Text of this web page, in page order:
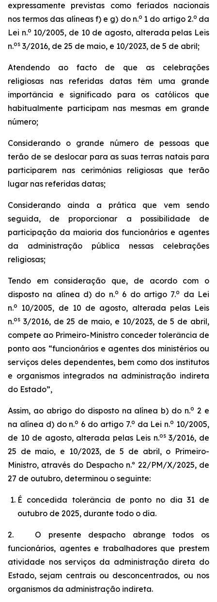
expressamente previstas como feriados nacionais
nos termos das alíneas f) e g) do n.o 1 do artigo 2.o da
Lei n.o 10/2005, de 10 de agosto, alterada pelas Leis
n.os 3/2016, de 25 de maio, e 10/2023, de 5 de abril;
Atendendo ao facto de que as celebrações
religiosas nas referidas datas têm uma grande
importância e significado para os católicos que
habitualmente participam nas mesmas em grande
número;
Considerando o grande número de pessoas que
terão de se deslocar para as suas terras natais para
participarem nas cerimónias religiosas que terão
lugar nas referidas datas;
Considerando ainda a prática que vem sendo
seguida, de proporcionar a possibilidade de
participação da maioria dos funcionários e agentes
da administração pública nessas celebrações
religiosas;
Tendo em consideração que, de acordo com o
disposto na alínea d) do n.o 6 do artigo 7.o
da Lei
n.o
10/2005, de 10 de agosto, alterada pelas Leis
n.os 3/2016, de 25 de maio, e 10/2023, de 5 de abril,
compete ao Primeiro-Ministro conceder tolerância de
ponto aos “funcionários e agentes dos ministérios ou
serviços deles dependentes, bem como dos institutos
e organismos integrados na administração indireta
do Estado”,
Assim, ao abrigo do disposto na alínea b) do n.o 2 e
na alínea d) do n.o 6 do artigo 7.o da Lei n.o 10/2005,
de 10 de agosto, alterada pelas Leis n.os3/2016, de
25 de maio, e 10/2023, de 5 de abril, o Primeiro-
Ministro, através do Despacho n.º 22/PM/X/2025, de
27 de outubro, determinou o seguinte:
É concedida tolerância de ponto no dia 31 de
outubro de 2025, durante todo o dia.
2. O presente despacho abrange todos os
funcionários, agentes e trabalhadores que prestem
atividade nos serviços da administração direta do
Estado, sejam centrais ou desconcentrados, ou nos
organismos da administração indireta.